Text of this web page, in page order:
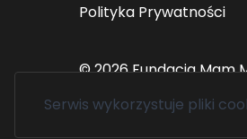
Polityka Prywatności
© 2026 Fundacja Mam
Serwis wykorzystuje pliki